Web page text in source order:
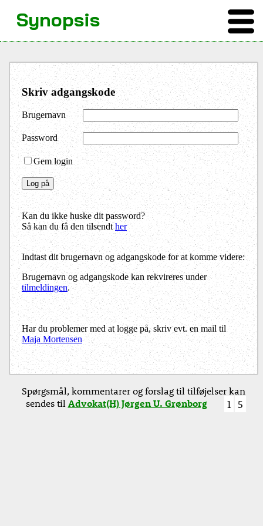
Skriv adgangskode
Brugernavn
Password
Gem login
Kan du ikke huske dit password?
Så kan du få den tilsendther
Indtast dit brugernavn og adgangskode for at komme videre:
Brugernavn og adgangskode kan rekvireres under
tilmeldingen.
Har du problemer med at logge på, skriv evt. en mail til
Maja Mortensen
Synopsis
Spørgsmål, kommentarer og forslag til tilføjelser kan
sendes tilAdvokat(H) Jørgen U. Grønborg 1 5